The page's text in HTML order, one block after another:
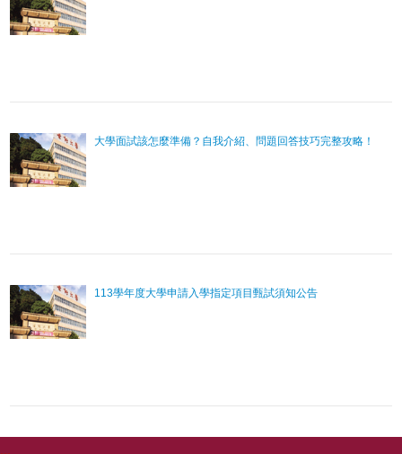
大學面試該怎麼準備？自我介紹、問題回答技巧完整攻略！
113學年度大學申請入學指定項目甄試須知公告